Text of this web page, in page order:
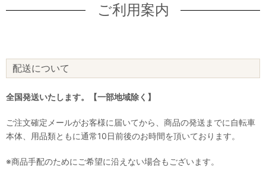
ご利用案内
配送について
全国発送いたします。【一部地域除く】
ご注文確定メールがお客様に届いてから、商品の発送までに自転車
本体、用品類ともに通常10日前後のお時間を頂いております。
※商品手配のためにご希望に沿えない場合もございます。